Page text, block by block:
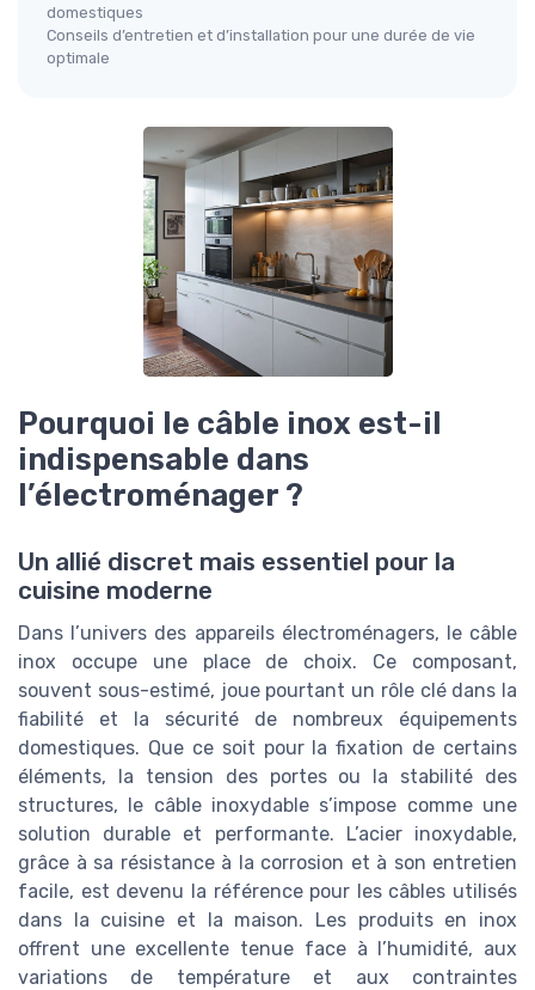
domestiques
Conseils d’entretien et d’installation pour une durée de vie
optimale
Pourquoi le câble inox est-il
indispensable dans
l’électroménager ?
Un allié discret mais essentiel pour la
cuisine moderne
Dans l’univers des appareils électroménagers, le câble
inox occupe une place de choix. Ce composant,
souvent sous-estimé, joue pourtant un rôle clé dans la
fiabilité et la sécurité de nombreux équipements
domestiques. Que ce soit pour la fixation de certains
éléments, la tension des portes ou la stabilité des
structures, le câble inoxydable s’impose comme une
solution durable et performante. L’acier inoxydable,
grâce à sa résistance à la corrosion et à son entretien
facile, est devenu la référence pour les câbles utilisés
dans la cuisine et la maison. Les produits en inox
offrent une excellente tenue face à l’humidité, aux
variations de température et aux contraintes